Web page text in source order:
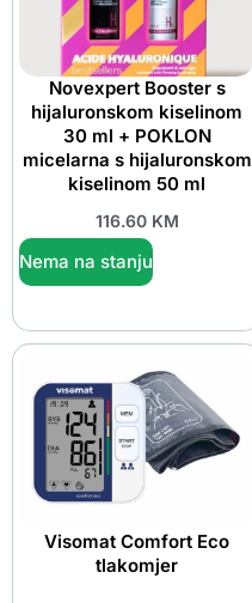
Novexpert Booster s
hijaluronskom kiselinom
30 ml + POKLON
micelarna s hijaluronskom
kiselinom 50 ml
116.60 KM
Nema na stanju
Visomat Comfort Eco
tlakomjer